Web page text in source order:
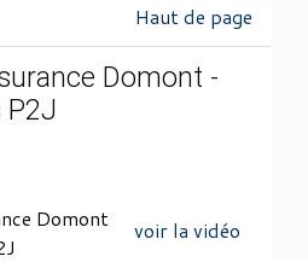
Haut de page
Domont -
P2J
voir la vidéo
Domont